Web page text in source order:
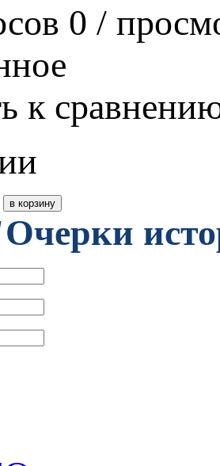
0 /
к